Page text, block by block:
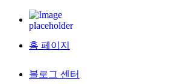
홈 페이지
블로그 센터